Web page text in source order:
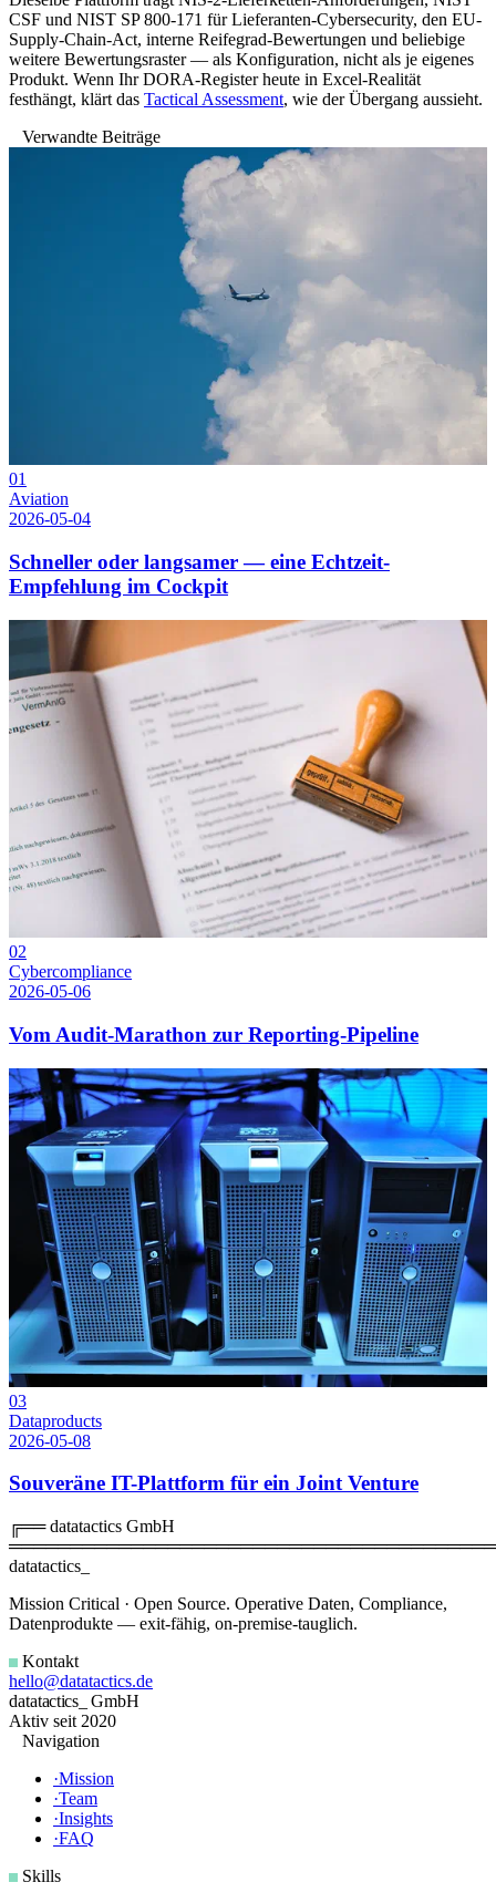
CSF und NIST SP 800-171 für Lieferanten-Cybersecurity, den EU-
Supply-Chain-Act, interne Reifegrad-Bewertungen und beliebige
weitere Bewertungsraster — als Konfiguration, nicht als je eigenes
Produkt. Wenn Ihr DORA-Register heute in Excel-Realität
festhängt, klärt das Tactical Assessment, wie der Übergang aussieht.
Verwandte Beiträge
01
Aviation
2026-05-04
Schneller oder langsamer — eine Echtzeit-
Empfehlung im Cockpit
02
Cybercompliance
2026-05-06
Vom Audit-Marathon zur Reporting-Pipeline
03
Dataproducts
2026-05-08
Souveräne IT-Plattform für ein Joint Venture
╔══ datatactics GmbH
datatactics_
Mission Critical · Open Source. Operative Daten, Compliance,
Datenprodukte — exit-fähig, on-premise-tauglich.
Kontakt
hello@datatactics.de
datatactics_
GmbH
Aktiv seit 2020
Navigation
·Mission
·Team
·Insights
·FAQ
Skills